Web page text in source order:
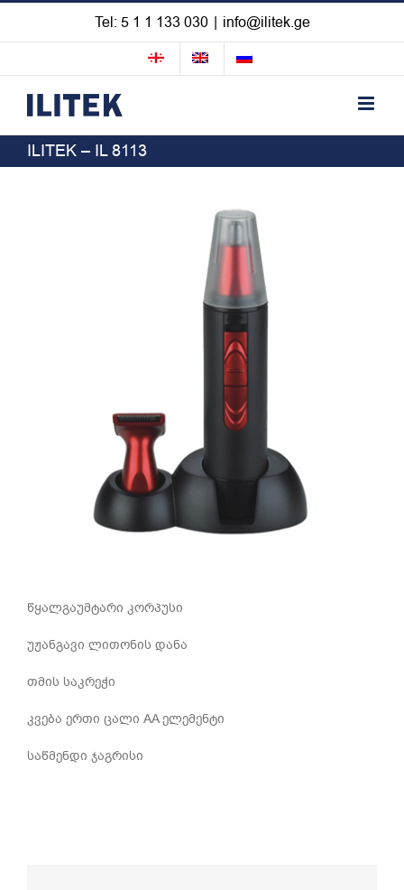
Skip
content
Tel: 5 1 1 133 030 | info@ilitek.ge
ILITEK – IL 8113
წყალგაუმტარი კორპუსი
უჟანგავი ლითონის დანა
თმის საკრეჭი
კვება ერთი ცალი AA ელემენტი
საწმენდი ჯაგრისი